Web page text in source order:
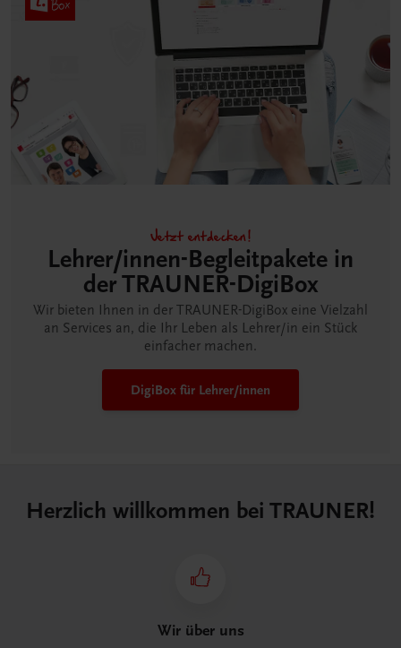
Jetzt entdecken!
Lehrer/innen-Begleitpakete in
der TRAUNER-DigiBox
Wir bieten Ihnen in der TRAUNER-DigiBox eine Vielzahl
an Services an, die Ihr Leben als Lehrer/in ein Stück
einfacher machen.
DigiBox für Lehrer/innen
Herzlich willkommen bei TRAUNER!
Wir über uns